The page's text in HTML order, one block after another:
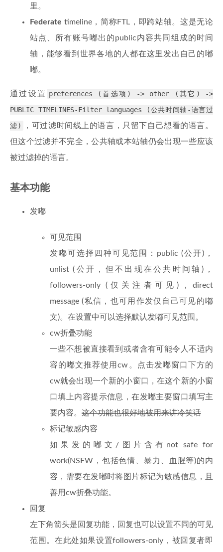
里。
Federate timeline，简称FTL，即跨站轴。这是无论
站点、所有账号嘟出的public内容共同组成的时间
轴，能够看到世界各地的人都在这里发出自己的嘟
嘟。
通过设置 preferences (首选项) -> other (其它) ->
PUBLIC TIMELINES-Filter languages (公共时间轴-语言过
滤)
，可过滤时间线上的语言，只留下自己想看的语言。
但这个过滤并不完全，公共轴或本站轴仍会出现一些应该
被过滤掉的语言。
基本功能
发嘟
可见范围
发嘟可选择四种可见范围：public (公开)，
unlist (公开，但不出现在公共时间轴)，
followers-only (仅关注者可见)，direct
message (私信，也可用作发仅自己可见的嘟
文)。在设置中可以选择默认发嘟可见范围。
cw折叠功能
一些不想被直接看到或者含有可能令人不适内
容的嘟文推荐使用cw。点击发嘟窗口下方的
cw就会出现一个新的小窗口，在这个新的小窗
口填上内容提示信息，在发嘟主要窗口填写主
要内容。 这个功能也很好地被用来讲冷笑话
标记敏感内容
如果发的嘟文/图片含有not safe for
work(NSFW，包括色情、暴力、血腥等)的内
容，需要在发嘟时将图片标记为敏感信息，且
善用cw折叠功能。
回复
左下角箭头是回复功能，回复也可以设置不同的可见
范围。在此处如果设置followers-only，被回复者即